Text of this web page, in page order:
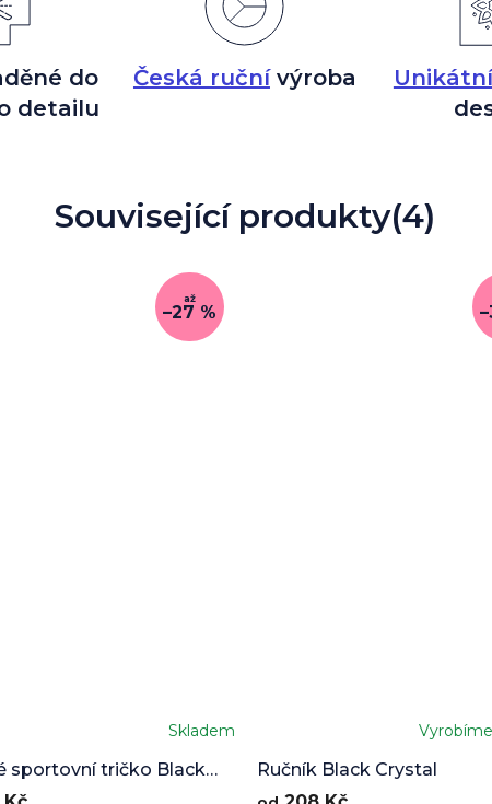
do
detailu
Česká ručnívýroba Unikátní
Související produkty(4)
až
–27 %
sportovní tričko Black
Skladem
Ručník Black Crystal